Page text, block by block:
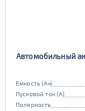
Автомобильный
Емкость (Ач)
Пусковой ток (А)
Полярность